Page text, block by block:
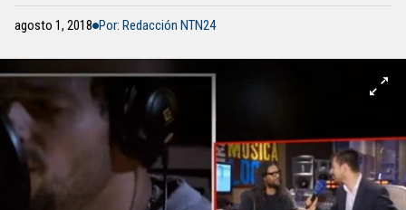
agosto 1, 2018 Por: Redacción NTN24